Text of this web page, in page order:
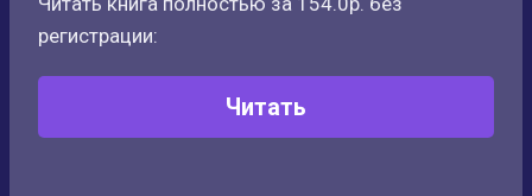
регистрации:
Читать